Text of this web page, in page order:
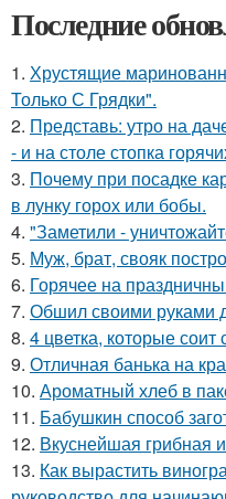
Последние
1. Хрустящие
Только С Грядки".
2. Представь: утро на
- и на столе стопка
3. Почему при посадке
в лунку горох или бобы.
4. "Заметили -
5. Муж, брат, свояк
6. Горячее на
7. Обшил своими руками
8. 4 цветка, которые
9. Отличная банька на
10. Ароматный хлеб в
11. Бабушкин способ
12. Вкуснейшая грибная
13. Как вырастить